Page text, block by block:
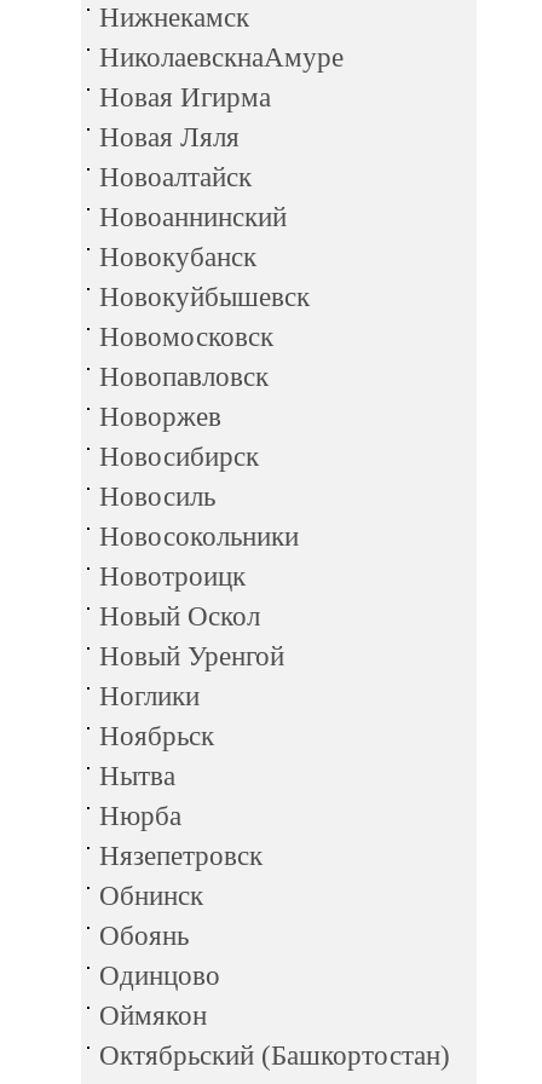
Нижнекамск
НиколаевскнаАмуре
Новая Игирма
Новая Ляля
Новоалтайск
Новоаннинский
Новокубанск
Новокуйбышевск
Новомосковск
Новопавловск
Новоржев
Новосибирск
Новосиль
Новосокольники
Новотроицк
Новый Оскол
Новый Уренгой
Ноглики
Ноябрьск
Нытва
Нюрба
Нязепетровск
Обнинск
Обоянь
Одинцово
Оймякон
Октябрьский (Башкортостан)